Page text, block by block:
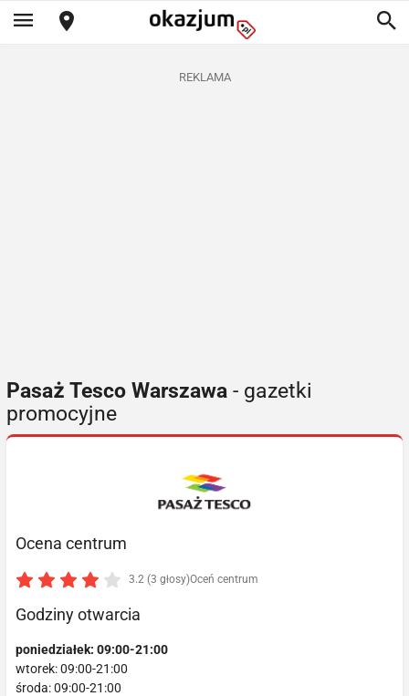
REKLAMA
Pasaż Tesco Warszawa - gazetki
promocyjne
Ocena centrum
3.2 (3 głosy)Oceń centrum
Godziny otwarcia
poniedziałek: 09:00-21:00
wtorek: 09:00-21:00
środa: 09:00-21:00